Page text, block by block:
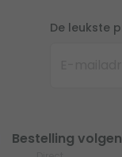
De leukste
Bestelling volgen